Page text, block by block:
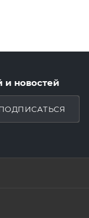
и новостей